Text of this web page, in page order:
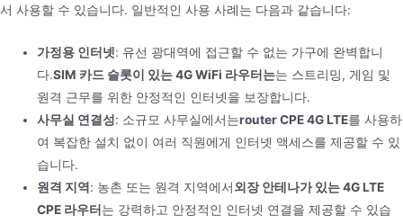
서 사용할 수 있습니다. 일반적인 사용 사례는 다음과 같습니다:
가정용 인터넷: 유선 광대역에 접근할 수 없는 가구에 완벽합니
다.SIM 카드 슬롯이 있는 4G WiFi 라우터는는 스트리밍, 게임 및
원격 근무를 위한 안정적인 인터넷을 보장합니다.
사무실 연결성: 소규모 사무실에서는router CPE 4G LTE를 사용하
여 복잡한 설치 없이 여러 직원에게 인터넷 액세스를 제공할 수 있
습니다.
원격 지역 : 농촌 또는 원격 지역에서외장 안테나가 있는 4G LTE
CPE 라우터 는 강력하고 안정적인 인터넷 연결을 제공할 수 있습